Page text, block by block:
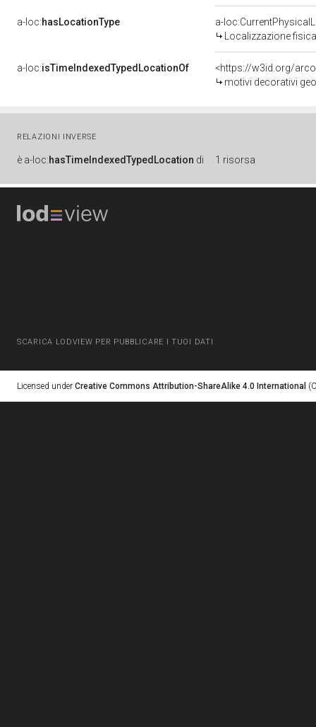
a-loc:hasLocationType
a-
Localizzazione
a-loc:isTimeIndexedTypedLocationOf
<https://w3id.org/
motivi decorativi
RELAZIONI INVERSE
è a-loc:hasTimeIndexedTypedLocation di 1 risorsa
SCARICA LODVIEW PER PUBBLICARE I TUOI DATI
Licensed under Creative Commons Attribution-ShareAlike 4.0 International